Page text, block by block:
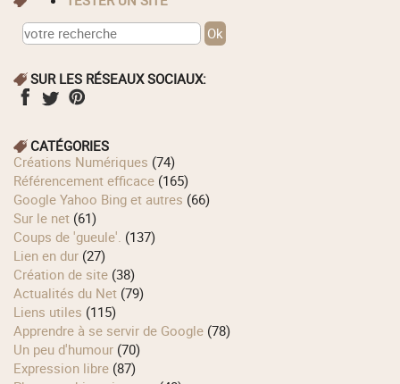
SUR LES RÉSEAUX SOCIAUX:
CATÉGORIES
Créations Numériques (74)
Référencement efficace (165)
Google Yahoo Bing et autres (66)
Sur le net (61)
Coups de 'gueule'. (137)
Lien en dur (27)
Création de site (38)
Actualités du Net (79)
Liens utiles (115)
Apprendre à se servir de Google (78)
Un peu d'humour (70)
Expression libre (87)